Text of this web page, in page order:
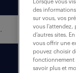
Lorsque vous
des
sur vous, vos
vous
d’autres sites.
vous offrir une
pouvez choisir
fonctionnement
savoir plus et